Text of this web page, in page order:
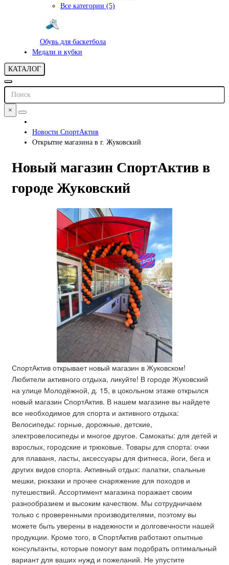
Все категории (5)
Обувь для баскетбола
Медали и кубки
КАТАЛОГ
×
Новости СпортАктив
Открытие магазина в г. Жуковский
Новый магазин СпортАктив в
городе Жуковский
СпортАктив открывает новый магазин в Жуковском!
Любители активного отдыха, ликуйте! В городе Жуковский
на улице Молодёжной, д. 15, в цокольном этаже открылся
новый магазин СпортАктив. В нашем магазине вы найдете
все необходимое для спорта и активного отдыха:
Велосипеды: горные, дорожные, детские,
электровелосипеды и многое другое. Самокаты: для детей и
взрослых, городские и трюковые. Товары для спорта: очки
для плаваня, ласты, аксессуары для фитнеса, йоги, бега и
других видов спорта. Активный отдых: палатки, спальные
мешки, рюкзаки и прочее снаряжение для походов и
путешествий. Ассортимент магазина поражает своим
разнообразием и высоким качеством. Мы сотрудничаем
только с проверенными производителями, поэтому вы
можете быть уверены в надежности и долговечности нашей
продукции. Кроме того, в СпортАктив работают опытные
консультанты, которые помогут вам подобрать оптимальный
вариант для ваших нужд и пожеланий. Не упустите